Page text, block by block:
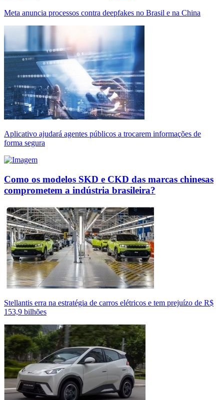
Meta anuncia processos contra deepfakes no Brasil e na China
Aplicativo ajudará agentes públicos a trocarem informações de
forma segura
Como os modelos SKD e CKD das marcas chinesas
comprometem a indústria brasileira?
Stellantis erra na estratégia de carros elétricos e tem prejuízo de R$
153,9 bilhões